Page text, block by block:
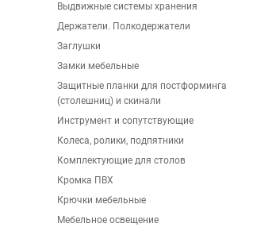
Выдвижные системы хранения
Держатели. Полкодержатели
Заглушки
Замки мебельные
Защитные планки для постформинга
(столешниц) и скинали
Инструмент и сопутствующие
Колеса, ролики, подпятники
Комплектующие для столов
Кромка ПВХ
Крючки мебельные
Мебельное освещение